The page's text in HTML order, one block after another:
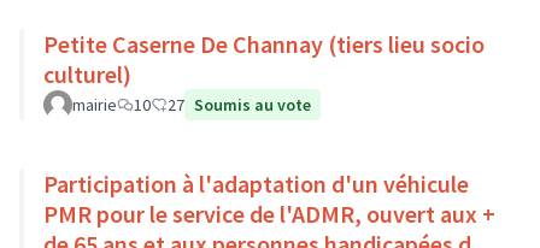
Petite Caserne De Channay (tiers lieu socio
culturel)
mairie 10 27 Soumis au vote
Participation à l'adaptation d'un véhicule
PMR pour le service de l'ADMR, ouvert aux +